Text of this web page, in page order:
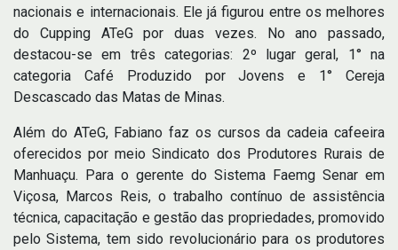
nacionais e internacionais. Ele já figurou entre os melhores
do Cupping ATeG por duas vezes. No ano passado,
destacou-se em três categorias: 2º lugar geral, 1° na
categoria Café Produzido por Jovens e 1° Cereja
Descascado das Matas de Minas.
Além do ATeG, Fabiano faz os cursos da cadeia cafeeira
oferecidos por meio Sindicato dos Produtores Rurais de
Manhuaçu. Para o gerente do Sistema Faemg Senar em
Viçosa, Marcos Reis, o trabalho contínuo de assistência
técnica, capacitação e gestão das propriedades, promovido
pelo Sistema, tem sido revolucionário para os produtores